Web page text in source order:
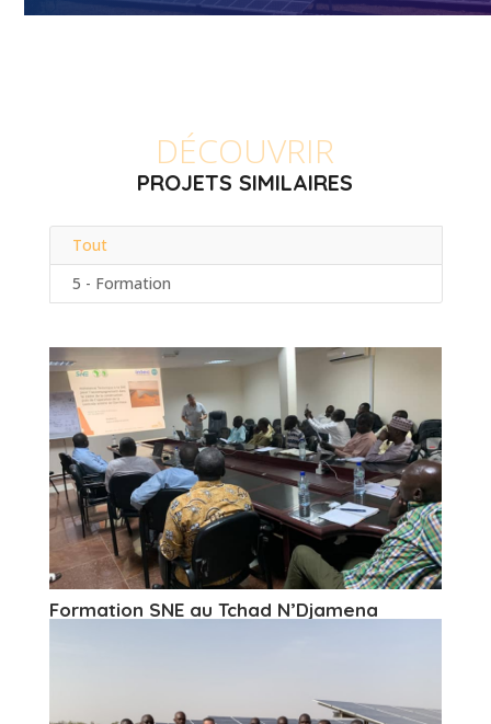
DÉCOUVRIR
PROJETS SIMILAIRES
Tout
5 - Formation
Formation SNE au Tchad N’Djamena